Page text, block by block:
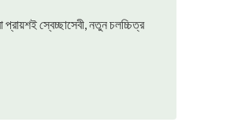
প্রায়শই স্বেচ্ছাসেবী, নতুন চলচ্চিত্র